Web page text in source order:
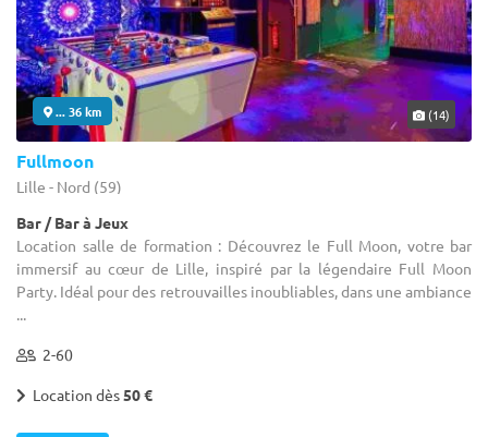
... 36 km (14)
Fullmoon
Lille - Nord (59)
Bar / Bar à Jeux
Location salle de formation : Découvrez le Full Moon, votre bar
immersif au cœur de Lille, inspiré par la légendaire Full Moon
Party. Idéal pour des retrouvailles inoubliables, dans une ambiance
...
2-60
Location dès50 €